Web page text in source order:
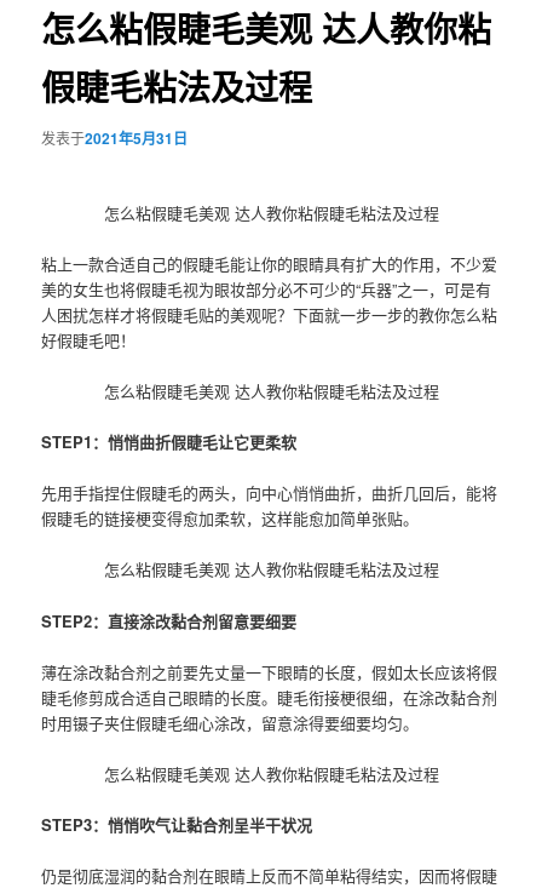
航
怎么粘假睫毛美观 达人教你粘
假睫毛粘法及过程
发表于2021年5月31日
怎么粘假睫毛美观 达人教你粘假睫毛粘法及过程
粘上一款合适自己的假睫毛能让你的眼睛具有扩大的作用，不少爱
美的女生也将假睫毛视为眼妆部分必不可少的“兵器”之一，可是有
人困扰怎样才将假睫毛贴的美观呢？下面就一步一步的教你怎么粘
好假睫毛吧！
怎么粘假睫毛美观 达人教你粘假睫毛粘法及过程
STEP1：悄悄曲折假睫毛让它更柔软
先用手指捏住假睫毛的两头，向中心悄悄曲折，曲折几回后，能将
假睫毛的链接梗变得愈加柔软，这样能愈加简单张贴。
怎么粘假睫毛美观 达人教你粘假睫毛粘法及过程
STEP2：直接涂改黏合剂留意要细要
薄在涂改黏合剂之前要先丈量一下眼睛的长度，假如太长应该将假
睫毛修剪成合适自己眼睛的长度。睫毛衔接梗很细，在涂改黏合剂
时用镊子夹住假睫毛细心涂改，留意涂得要细要均匀。
怎么粘假睫毛美观 达人教你粘假睫毛粘法及过程
STEP3：悄悄吹气让黏合剂呈半干状况
仍是彻底湿润的黏合剂在眼睛上反而不简单粘得结实，因而将假睫